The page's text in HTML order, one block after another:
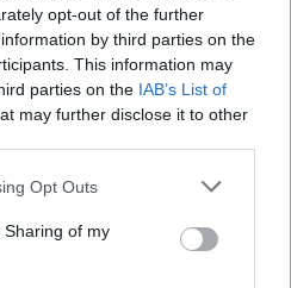
opt-out of the further
by third parties on the
This information may
parties on the IAB’s List of
may further disclose it to other
app uses one or more Google
behaviour. You may click to
and its third-party tags to
purposes in below Google
Opt Outs
of my